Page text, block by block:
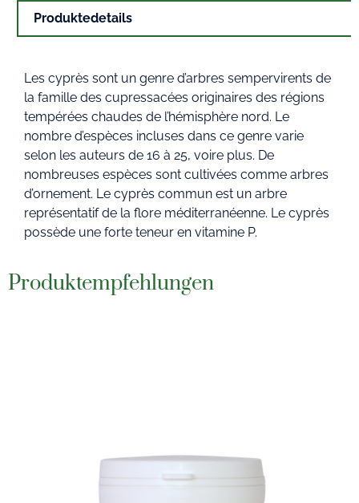
Produktedetails
Les cyprès sont un genre d’arbres sempervirents de
la famille des cupressacées originaires des régions
tempérées chaudes de l’hémisphère nord. Le
nombre d’espèces incluses dans ce genre varie
selon les auteurs de 16 à 25, voire plus. De
nombreuses espèces sont cultivées comme arbres
d’ornement. Le cyprès commun est un arbre
représentatif de la flore méditerranéenne. Le cyprès
possède une forte teneur en vitamine P.
Produktempfehlungen